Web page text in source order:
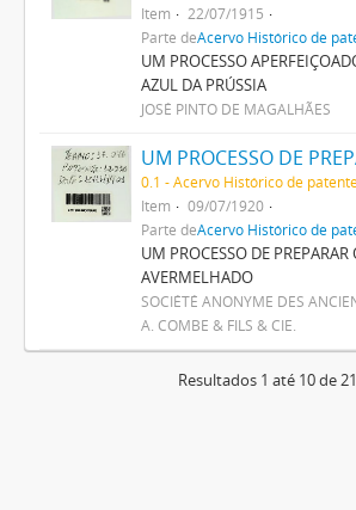
Item
22/07/1915
Parte deAcervo Histórico de
UM PROCESSO
AZUL DA PRÚSSIA
JOSÉ PINTO DE MAGALHÃES
0.1 - Acervo Histórico de
Item
09/07/1920
Parte deAcervo Histórico de
UM PROCESSO DE PREPARAR
AVERMELHADO
SOCIÉTÉ ANONYME DES
A. COMBE & FILS & CIE.
Resultados 1 até 10 de 21